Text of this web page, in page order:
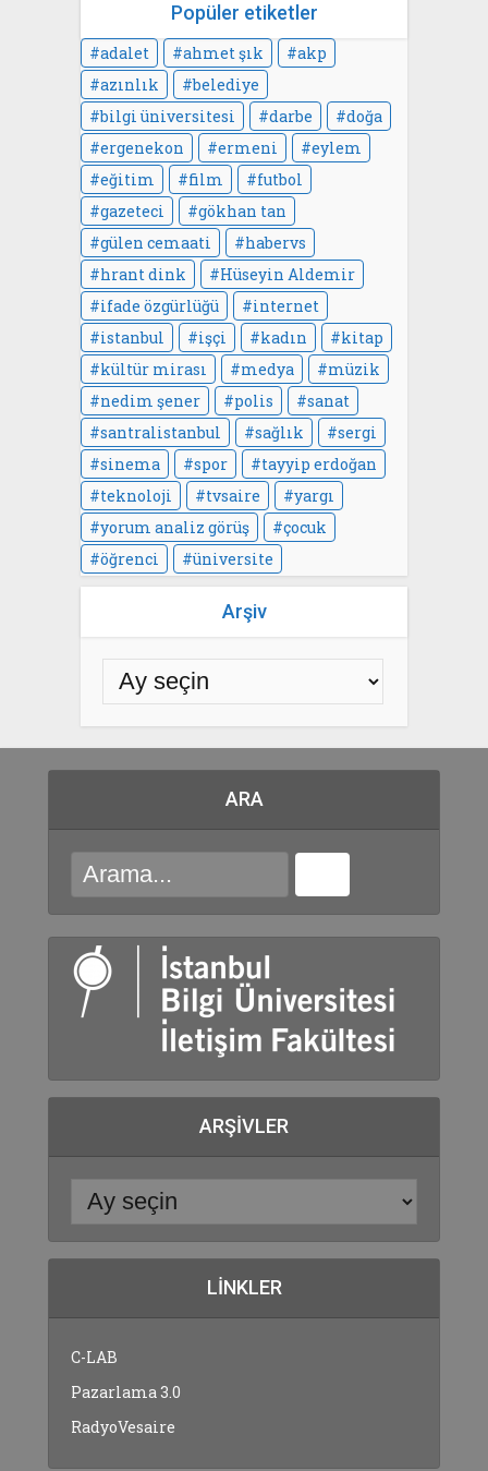
Popüler etiketler
adalet ahmet şık
akp
azınlık
belediye
bilgi üniversitesi
darbe
doğa
ergenekon
ermeni
eylem
eğitim
film
futbol
gazeteci
gökhan tan
gülen cemaati
habervs
hrant dink
Hüseyin Aldemir
ifade özgürlüğü
internet
istanbul
işçi kadın
kitap
kültür mirası
medya
müzik
nedim şener
polis
sanat
santralistanbul
sağlık
sergi
sinema
spor
tayyip erdoğan
teknoloji
tvsaire
yargı
yorum analiz görüş
çocuk
öğrenci
üniversite
Arşiv
ARA
ARŞIVLER
LINKLER
C-LAB
Pazarlama 3.0
RadyoVesaire